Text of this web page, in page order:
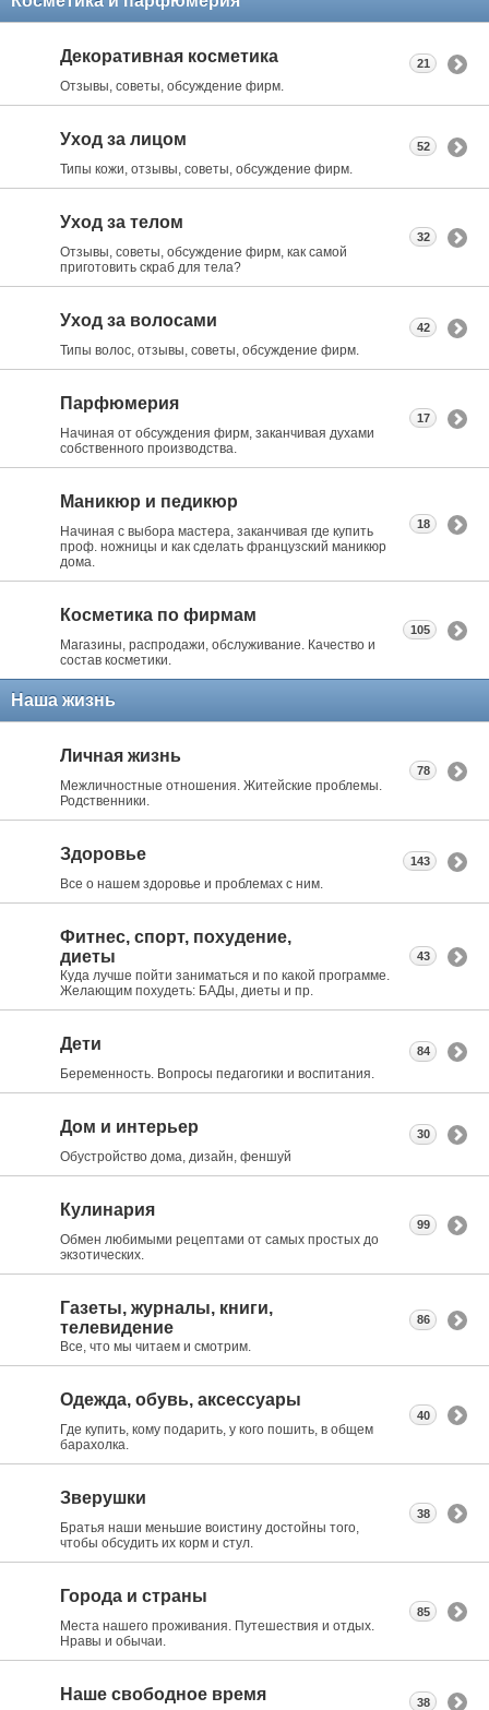
Декоративная косметика
Отзывы, советы, обсуждение фирм.
21
Уход за лицом
Типы кожи, отзывы, советы, обсуждение фирм.
52
Уход за телом
Отзывы, советы, обсуждение фирм, как самой
приготовить скраб для тела?
32
Уход за волосами
Типы волос, отзывы, советы, обсуждение фирм.
42
Парфюмерия
Начиная от обсуждения фирм, заканчивая духами
собственного производства.
17
Маникюр и педикюр
Начиная с выбора мастера, заканчивая где купить
проф. ножницы и как сделать французский маникюр
дома.
18
Косметика по фирмам
Магазины, распродажи, обслуживание. Качество и
состав косметики.
105
Наша жизнь
Личная жизнь
Межличностные отношения. Житейские проблемы.
Родственники.
78
Здоровье
Все о нашем здоровье и проблемах с ним.
143
Фитнес, спорт, похудение,
диеты
Куда лучше пойти заниматься и по какой программе.
Желающим похудеть: БАДы, диеты и пр.
43
Дети
Беременность. Вопросы педагогики и воспитания.
84
Дом и интерьер
Обустройство дома, дизайн, феншуй
30
Кулинария
Обмен любимыми рецептами от самых простых до
экзотических.
99
Газеты, журналы, книги,
телевидение
Все, что мы читаем и смотрим.
86
Одежда, обувь, аксессуары
Где купить, кому подарить, у кого пошить, в общем
барахолка.
40
Зверушки
Братья наши меньшие воистину достойны того,
чтобы обсудить их корм и стул.
38
Города и страны
Места нашего проживания. Путешествия и отдых.
Нравы и обычаи.
85
Наше свободное время 38